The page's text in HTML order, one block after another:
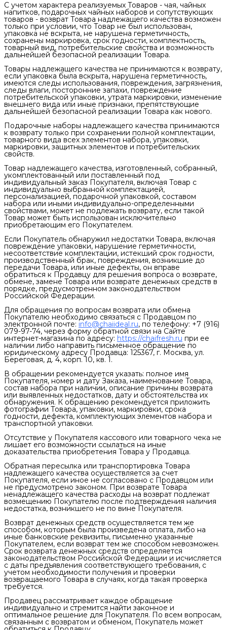
С учетом характера реализуемых Товаров - чая, чайных
напитков, подарочных чайных наборов и сопутствующих
товаров - возврат Товара надлежащего качества возможен
только при условии, что Товар не был использован,
упаковка не вскрыта, не нарушена герметичность,
сохранены маркировка, срок годности, комплектность,
товарный вид, потребительские свойства и возможность
дальнейшей безопасной реализации Товара.
Товары надлежащего качества не принимаются к возврату,
если упаковка была вскрыта, нарушена герметичность,
имеются следы использования, повреждения, загрязнения,
следы влаги, посторонние запахи, повреждение
потребительской упаковки, утрата маркировки, изменение
внешнего вида или иные признаки, препятствующие
дальнейшей безопасной реализации Товара как нового.
Подарочные наборы надлежащего качества принимаются
к возврату только при сохранении полной комплектации,
товарного вида всех элементов набора, упаковки,
маркировки, защитных элементов и потребительских
свойств.
Товар надлежащего качества, изготовленный, собранный,
укомплектованный или поставленный под
индивидуальный заказ Покупателя, включая Товар с
индивидуально выбранной комплектацией,
персонализацией, подарочной упаковкой, составом
набора или иными индивидуально-определенными
свойствами, может не подлежать возврату, если такой
Товар может быть использован исключительно
приобретающим его Покупателем.
Если Покупатель обнаружил недостатки Товара, включая
повреждение упаковки, нарушение герметичности,
несоответствие комплектации, истекший срок годности,
производственный брак, повреждения, возникшие до
передачи Товара, или иные дефекты, он вправе
обратиться к Продавцу для решения вопроса о возврате,
обмене, замене Товара или возврате денежных средств в
порядке, предусмотренном законодательством
Российской Федерации.
Для обращения по вопросам возврата или обмена
Покупателю необходимо связаться с Продавцом по
электронной почте: info@chaiideal.ru, по телефону: +7 (916)
079-97-74, через форму обратной связи на Сайте
интернет-магазина по адресу: https://chaifresh.ru при ее
наличии либо направить письменное обращение по
юридическому адресу Продавца: 125367, г. Москва, ул.
Береговая, д. 4, корп. 10, кв. 1.
В обращении рекомендуется указать: полное имя
Покупателя, номер и дату Заказа, наименование Товара,
состав набора при наличии, описание причины возврата
или выявленных недостатков, дату и обстоятельства их
обнаружения. К обращению рекомендуется приложить
фотографии Товара, упаковки, маркировки, срока
годности, дефекта, комплектующих элементов набора и
транспортной упаковки.
Отсутствие у Покупателя кассового или товарного чека не
лишает его возможности ссылаться на иные
доказательства приобретения Товара у Продавца.
Обратная пересылка или транспортировка Товара
надлежащего качества осуществляется за счет
Покупателя, если иное не согласовано с Продавцом или
не предусмотрено законом. При возврате Товара
ненадлежащего качества расходы на возврат подлежат
возмещению Покупателю после подтверждения наличия
недостатка, возникшего не по вине Покупателя.
Возврат денежных средств осуществляется тем же
способом, которым была произведена оплата, либо на
иные банковские реквизиты, письменно указанные
Покупателем, если возврат тем же способом невозможен.
Срок возврата денежных средств определяется
законодательством Российской Федерации и исчисляется
с даты предъявления соответствующего требования, с
учетом необходимости получения и проверки
возвращаемого Товара в случаях, когда такая проверка
требуется.
Продавец рассматривает каждое обращение
индивидуально и стремится найти законное и
оптимальное решение для Покупателя. По всем вопросам,
связанным с возвратом и обменом, Покупатель может